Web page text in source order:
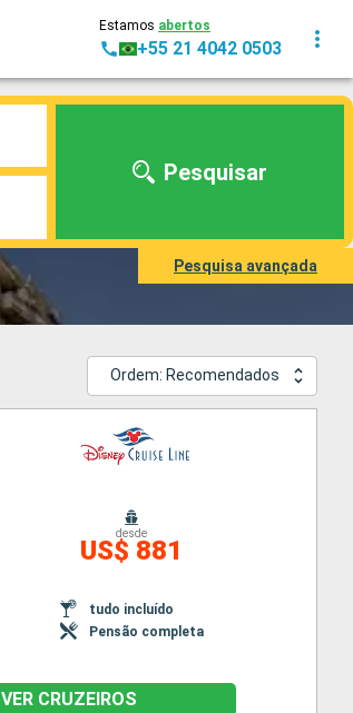
Estamos abertos
+55 21 4042 0503
Pesquisar
Pesquisa avançada
Ordem: Recomendados
desde
US$ 881
tudo incluído
Pensão completa
VER CRUZEIROS